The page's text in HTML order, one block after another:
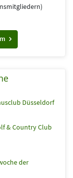
Düsseldorf
& Country Club
der